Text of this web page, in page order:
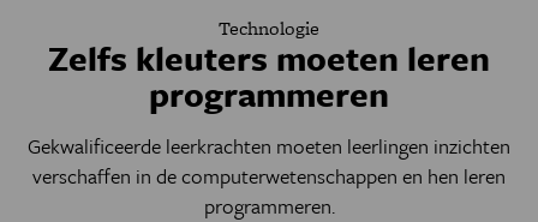
Technologie
Zelfs kleuters moeten leren
programmeren
Gekwalificeerde l­eerkrachten moete­n leerlingen inzichten
verschaffen in de computer­wetenschappen en hen leren
programmeren.